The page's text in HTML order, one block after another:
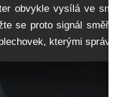
obvykle vysílá ve
se proto signál
kterými